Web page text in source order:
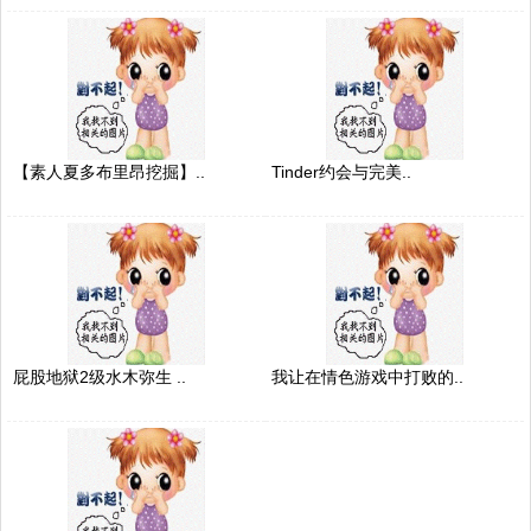
【素人夏多布里昂挖掘】.. Tinder约会与完美..
屁股地狱2级水木弥生 .. 我让在情色游戏中打败的..